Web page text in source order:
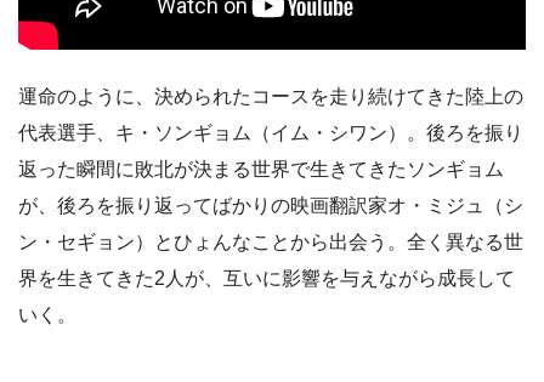
運命のように、決められたコースを走り続けてきた陸上の
代表選手、キ・ソンギョム（イム・シワン）。後ろを振り
返った瞬間に敗北が決まる世界で生きてきたソンギョム
が、後ろを振り返ってばかりの映画翻訳家オ・ミジュ（シ
ン・セギョン）とひょんなことから出会う。全く異なる世
界を生きてきた2人が、互いに影響を与えながら成長して
いく。